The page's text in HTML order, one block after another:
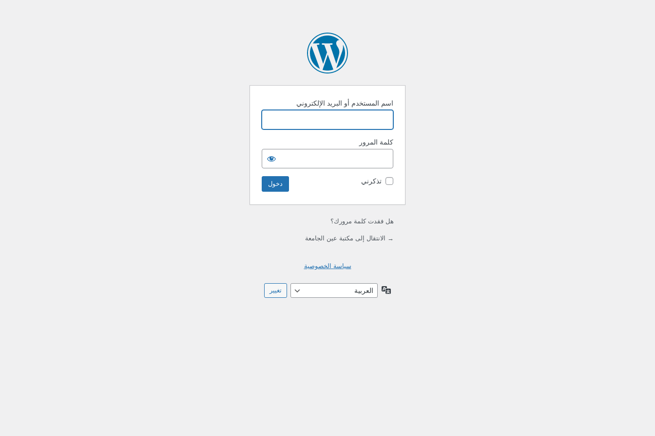
اسم المستخدم أو البريد الإلكتروني
كلمة المرور
تذكرني
هل فقدت كلمة مرورك؟
→ الانتقال إلى مكتبة عين الجامعة
سياسة الخصوصية
اللغة